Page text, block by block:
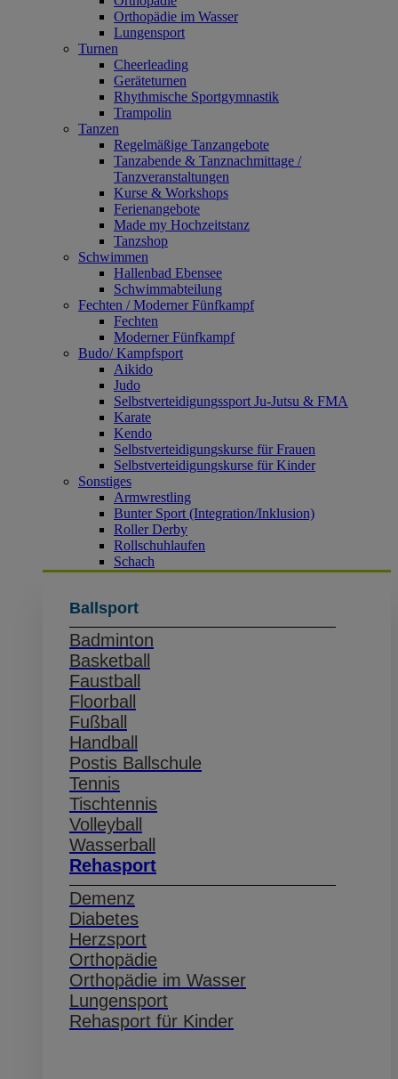
Orthopädie im Wasser
Lungensport
Turnen
Cheerleading
Geräteturnen
Rhythmische Sportgymnastik
Trampolin
Tanzen
Regelmäßige Tanzangebote
Tanzabende & Tanznachmittage /
Tanzveranstaltungen
Kurse & Workshops
Ferienangebote
Made my Hochzeitstanz
Tanzshop
Schwimmen
Hallenbad Ebensee
Schwimmabteilung
Fechten / Moderner Fünfkampf
Fechten
Moderner Fünfkampf
Budo/ Kampfsport
Aikido
Judo
Selbstverteidigungssport Ju-Jutsu & FMA
Karate
Kendo
Selbstverteidigungskurse für Frauen
Selbstverteidigungskurse für Kinder
Sonstiges
Armwrestling
Bunter Sport (Integration/Inklusion)
Roller Derby
Rollschuhlaufen
Schach
Ballsport
Badminton
Basketball
Faustball
Floorball
Fußball
Handball
Postis Ballschule
Tennis
Tischtennis
Volleyball
Wasserball
Rehasport
Demenz
Diabetes
Herzsport
Orthopädie
Orthopädie im Wasser
Lungensport
Rehasport für Kinder